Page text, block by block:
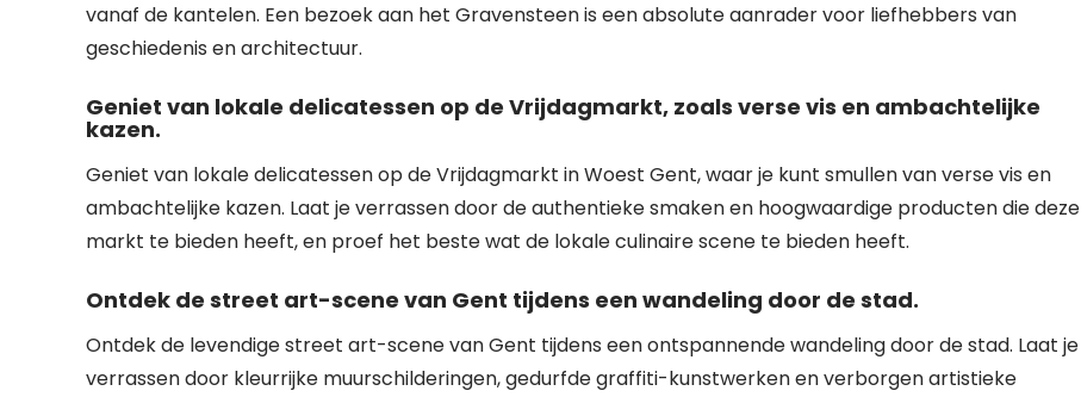
vanaf de kantelen. Een bezoek aan het Gravensteen is een absolute aanrader voor liefhebbers van
geschiedenis en architectuur.
Geniet van lokale delicatessen op de Vrijdagmarkt, zoals verse vis en ambachtelijke
kazen.
Geniet van lokale delicatessen op de Vrijdagmarkt in Woest Gent, waar je kunt smullen van verse vis en
ambachtelijke kazen. Laat je verrassen door de authentieke smaken en hoogwaardige producten die deze
markt te bieden heeft, en proef het beste wat de lokale culinaire scene te bieden heeft.
Ontdek de street art-scene van Gent tijdens een wandeling door de stad.
Ontdek de levendige street art-scene van Gent tijdens een ontspannende wandeling door de stad. Laat je
verrassen door kleurrijke muurschilderingen, gedurfde graffiti-kunstwerken en verborgen artistieke